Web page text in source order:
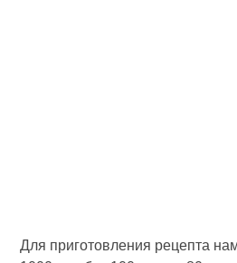
Для приготовления рецепта